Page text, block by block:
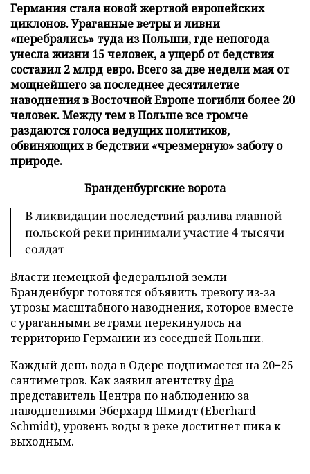
Германия стала новой жертвой европейских
циклонов. Ураганные ветры и ливни
«перебрались» туда из Польши, где непогода
унесла жизни 15 человек, а ущерб от бедствия
составил 2 млрд евро. Всего за две недели мая от
мощнейшего за последнее десятилетие
наводнения в Восточной Европе погибли более 20
человек. Между тем в Польше все громче
раздаются голоса ведущих политиков,
обвиняющих в бедствии «чрезмерную» заботу о
природе.
Бранденбургские ворота
В ликвидации последствий разлива главной
польской реки принимали участие 4 тысячи
солдат
Власти немецкой федеральной земли
Бранденбург готовятся объявить тревогу из-за
угрозы масштабного наводнения, которое вместе
с ураганными ветрами перекинулось на
территорию Германии из соседней Польши.
Каждый день вода в Одере поднимается на 20−25
сантиметров. Как заявил агентствуdpa
представитель Центра по наблюдению за
наводнениями Эберхард Шмидт (Eberhard
Schmidt), уровень воды в реке достигнет пика к
выходным.